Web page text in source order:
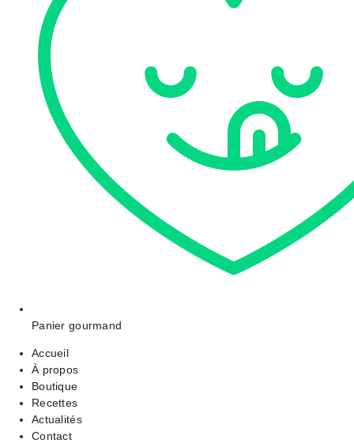
Panier gourmand
Accueil
À propos
Boutique
Recettes
Actualités
Contact